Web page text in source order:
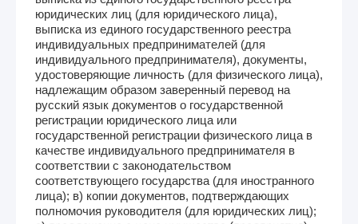
юридических лиц (для юридического лица),
выписка из единого государственного реестра
индивидуальных предпринимателей (для
индивидуального предпринимателя), документы,
удостоверяющие личность (для физического лица),
надлежащим образом заверенный перевод на
русский язык документов о государственной
регистрации юридического лица или
государственной регистрации физического лица в
качестве индивидуального предпринимателя в
соответствии с законодательством
соответствующего государства (для иностранного
лица); в) копии документов, подтверждающих
полномочия руководителя (для юридических лиц);